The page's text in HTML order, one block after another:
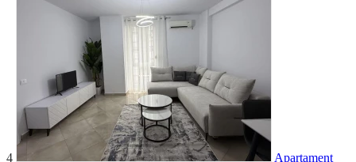
4 Apartament